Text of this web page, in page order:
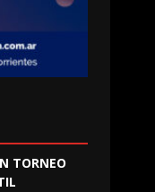
TORNEO